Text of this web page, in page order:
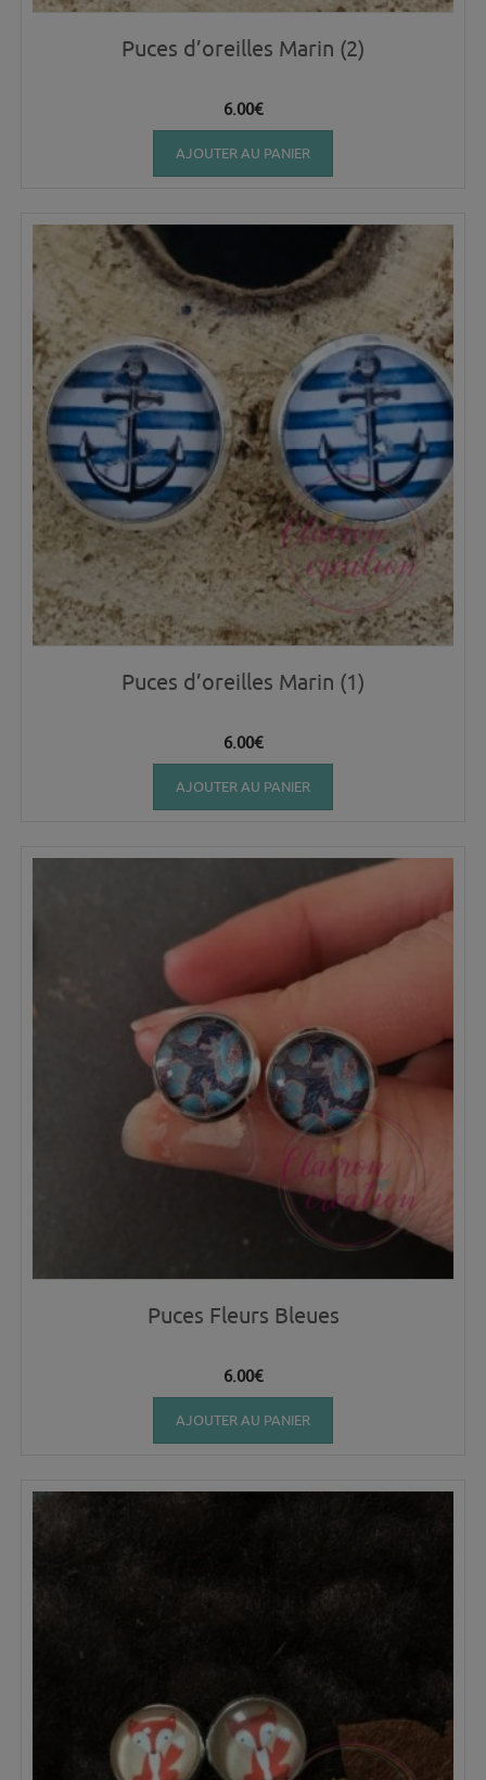
Puces d’oreilles Marin (2)
6.00€
AJOUTER AU PANIER
Puces d’oreilles Marin (1)
6.00€
AJOUTER AU PANIER
Puces Fleurs Bleues
6.00€
AJOUTER AU PANIER